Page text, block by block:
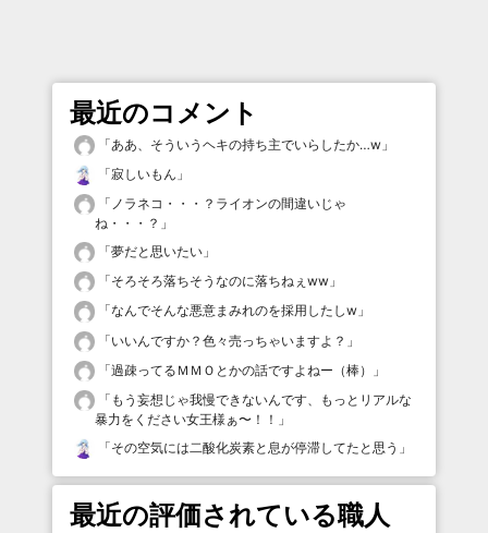
最近のコメント
「ああ、そういうヘキの持ち主でいらしたか…w 」
「寂しいもん 」
「 ノラネコ・・・？ライオンの間違いじゃ
ね・・・？ 」
「夢だと思いたい 」
「そろそろ落ちそうなのに落ちねぇww 」
「なんでそんな悪意まみれのを採用したしw 」
「いいんですか？色々売っちゃいますよ？ 」
「過疎ってるＭＭＯとかの話ですよねー（棒）
」
「 もう妄想じゃ我慢できないんです、もっとリアルな
暴力をください女王様ぁ〜！！ 」
「その空気には二酸化炭素と息が停滞してたと思う 」
最近の評価されている職人